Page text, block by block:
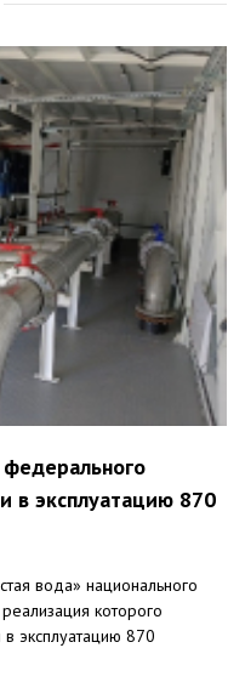
в эксплуатацию 870
вода» национального
которого
эксплуатацию 870